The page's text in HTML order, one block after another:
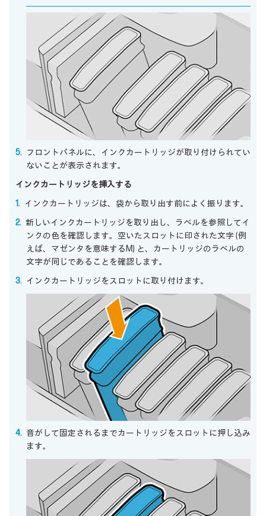
フロントパネルに、インクカートリッジが取り付けられてい
ないことが表示されます。
インクカートリッジを挿入する
インクカートリッジは、袋から取り出す前によく振ります。
新しいインクカートリッジを取り出し、ラベルを参照してイ
ンクの色を確認します。空いたスロットに印された文字 (例
えば、マゼンタを意味するM) と、カートリッジのラベルの
文字が同じであることを確認します。
インクカートリッジをスロットに取り付けます。
音がして固定されるまでカートリッジをスロットに押し込み
ます。